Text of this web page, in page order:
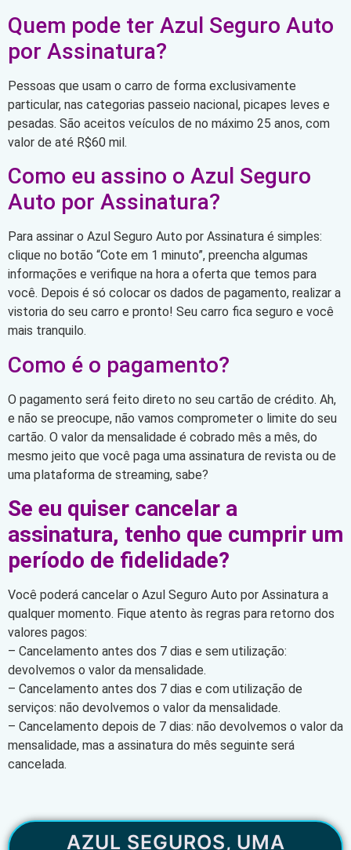
Quem pode ter Azul Seguro Auto
por Assinatura?
Pessoas que usam o carro de forma exclusivamente
particular, nas categorias passeio nacional, picapes leves e
pesadas. São aceitos veículos de no máximo 25 anos, com
valor de até R$60 mil.
Como eu assino o Azul Seguro
Auto por Assinatura?
Para assinar o Azul Seguro Auto por Assinatura é simples:
clique no botão “Cote em 1 minuto”, preencha algumas
informações e verifique na hora a oferta que temos para
você. Depois é só colocar os dados de pagamento, realizar a
vistoria do seu carro e pronto! Seu carro fica seguro e você
mais tranquilo.
Como é o pagamento?
O pagamento será feito direto no seu cartão de crédito. Ah,
e não se preocupe, não vamos comprometer o limite do seu
cartão. O valor da mensalidade é cobrado mês a mês, do
mesmo jeito que você paga uma assinatura de revista ou de
uma plataforma de streaming, sabe?
Se eu quiser cancelar a
assinatura, tenho que cumprir um
período de fidelidade?
Você poderá cancelar o Azul Seguro Auto por Assinatura a
qualquer momento. Fique atento às regras para retorno dos
valores pagos:
– Cancelamento antes dos 7 dias e sem utilização:
devolvemos o valor da mensalidade.
– Cancelamento antes dos 7 dias e com utilização de
serviços: não devolvemos o valor da mensalidade.
– Cancelamento depois de 7 dias: não devolvemos o valor da
mensalidade, mas a assinatura do mês seguinte será
cancelada.
AZUL SEGUROS, UMA